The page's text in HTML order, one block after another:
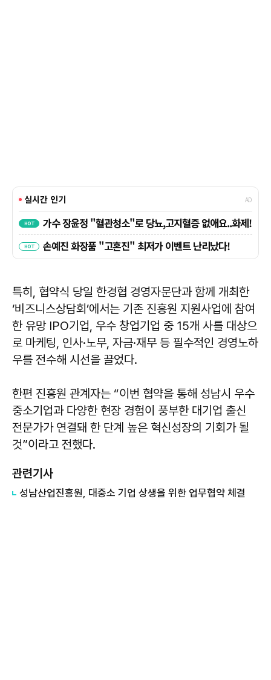
특히, 협약식 당일 한경협 경영자문단과 함께 개최한
‘비즈니스상담회’에서는 기존 진흥원 지원사업에 참여
한 유망 IPO기업, 우수 창업기업 중 15개 사를 대상으
로 마케팅, 인사·노무, 자금·재무 등 필수적인 경영노하
우를 전수해 시선을 끌었다.
한편 진흥원 관계자는 “이번 협약을 통해 성남시 우수
중소기업과 다양한 현장 경험이 풍부한 대기업 출신
전문가가 연결돼 한 단계 높은 혁신성장의 기회가 될
것”이라고 전했다.
관련기사
성남산업진흥원, 대중소 기업 상생을 위한 업무협약 체결